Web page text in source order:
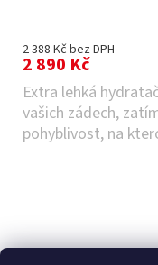
2 388 Kč bez DPH
2 890 Kč
Extra lehká
vašich zádech,
pohyblivost, na